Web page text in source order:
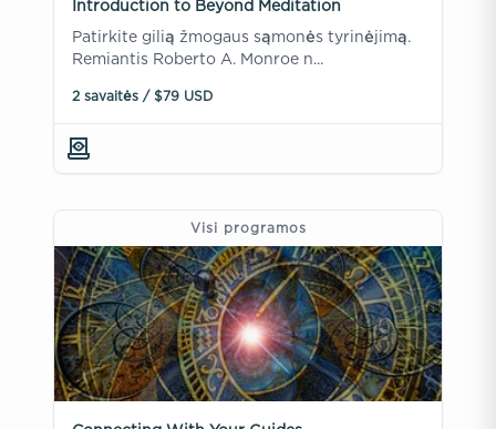
Introduction to Beyond Meditation
Patirkite gilią žmogaus sąmonės tyrinėjimą.
Remiantis Roberto A. Monroe n...
2 savaitės / $79 USD
Visi programos